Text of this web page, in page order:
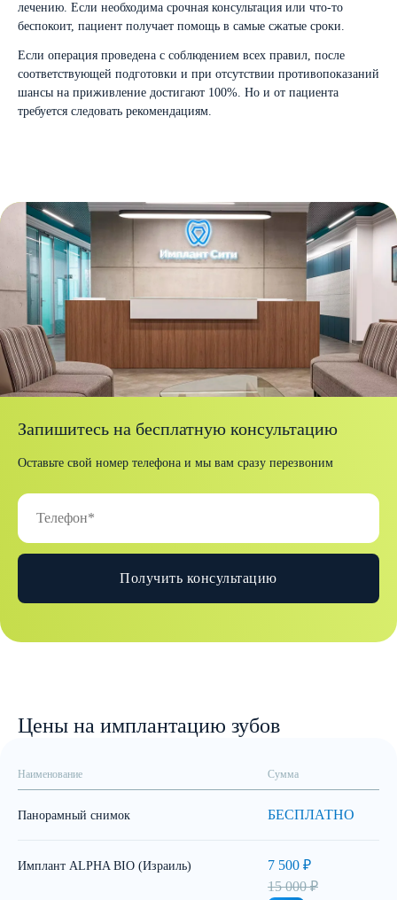
лечению. Если необходима срочная консультация или что-то
беспокоит, пациент получает помощь в самые сжатые сроки.
Если операция проведена с соблюдением всех правил, после
соответствующей подготовки и при отсутствии противопоказаний
шансы на приживление достигают 100%. Но и от пациента
требуется следовать рекомендациям.
Запишитесь на бесплатную консультацию
Оставьте свой номер телефона и мы вам сразу перезвоним
Получить консультацию
Цены на имплантацию зубов
Наименование Сумма
Панорамный снимок БЕСПЛАТНО
Имплант ALPHA BIO (Израиль)
7 500 ₽
15 000 ₽